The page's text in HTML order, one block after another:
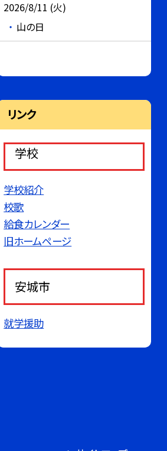
2026/8/11 (火)
山の日
リンク
学校
学校紹介
校歌
給食カレンダー
旧ホームページ
安城市
就学援助